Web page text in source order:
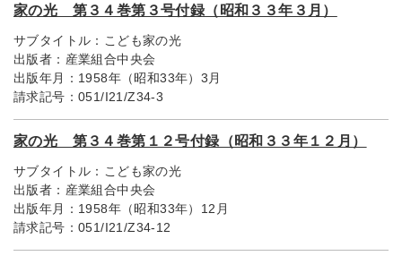
家の光 第３４巻第３号付録（昭和３３年３月）
サブタイトル： こども家の光
出版者： 産業組合中央会
出版年月： 1958年（昭和33年）3月
請求記号： 051/I21/Z34-3
家の光 第３４巻第１２号付録（昭和３３年１２月）
サブタイトル： こども家の光
出版者： 産業組合中央会
出版年月： 1958年（昭和33年）12月
請求記号： 051/I21/Z34-12